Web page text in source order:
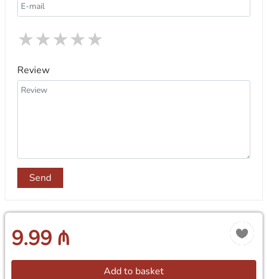
★
★
★
★
★
Review
Send
9.99 ₼
Add to basket